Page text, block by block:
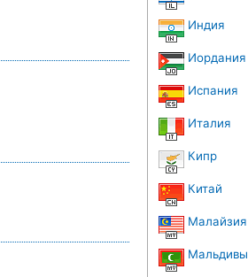
Индия
Иордания
Испания
Италия
Кипр
Китай
Малайзия
Мальдивы